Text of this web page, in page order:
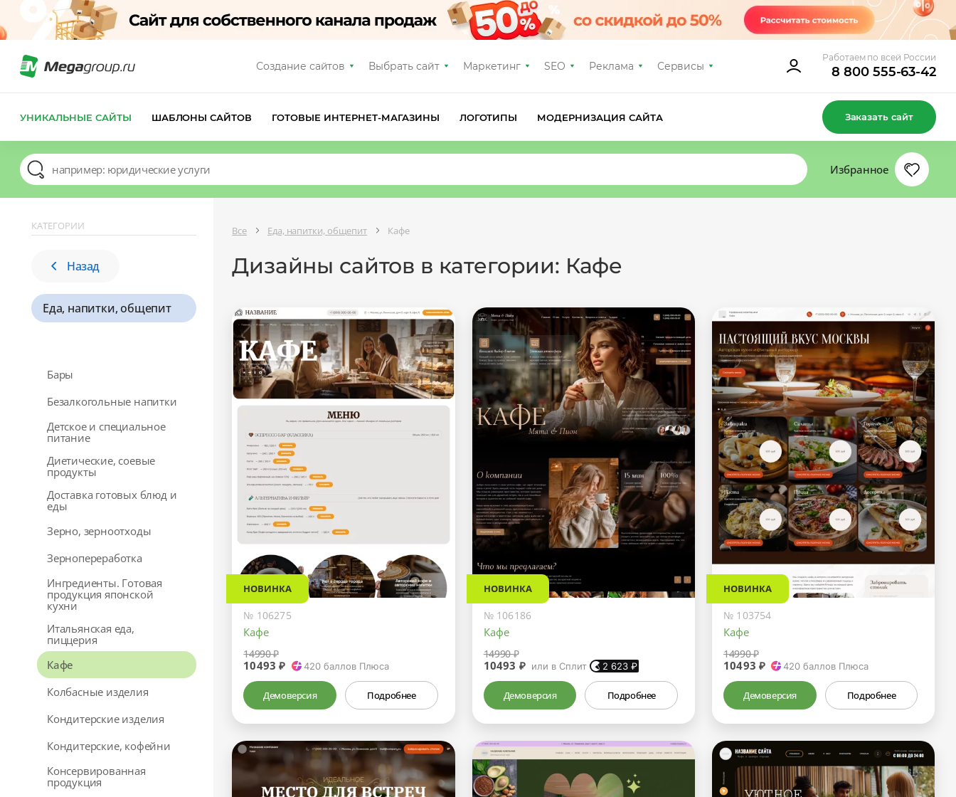
Создание сайтов Выбрать сайт Маркетинг SEO Реклама Сервисы
Работаем по всей России
8 800 555-63-42
УНИКАЛЬНЫЕ САЙТЫ ШАБЛОНЫ САЙТОВ ГОТОВЫЕ ИНТЕРНЕТ-МАГАЗИНЫ ЛОГОТИПЫ МОДЕРНИЗАЦИЯ САЙТА Заказать сайт
Избранное
КАТЕГОРИИ
Назад
Еда, напитки, общепит
Бары
Безалкогольные напитки
Детское и специальное
питание
Диетические, соевые
продукты
Доставка готовых блюд и
еды
Зерно, зерноотходы
Зернопереработка
Ингредиенты. Готовая
продукция японской
кухни
Итальянская еда,
пиццерия
Кафе
Колбасные изделия
Кондитерские изделия
Кондитерские, кофейни
Консервированная
продукция
Все Еда, напитки, общепит Кафе
Дизайны сайтов в категории: Кафе
НОВИНКА
№ 106275
Кафе
14990 ₽
10493 ₽ 420баллов Плюса
Демоверсия Подробнее
НОВИНКА
№ 106186
Кафе
14990 ₽
10493 ₽ или в Сплит 2 623 ₽
Демоверсия Подробнее
НОВИНКА
№ 103754
Кафе
14990 ₽
10493 ₽ 420 баллов Плюса
Демоверсия Подробнее